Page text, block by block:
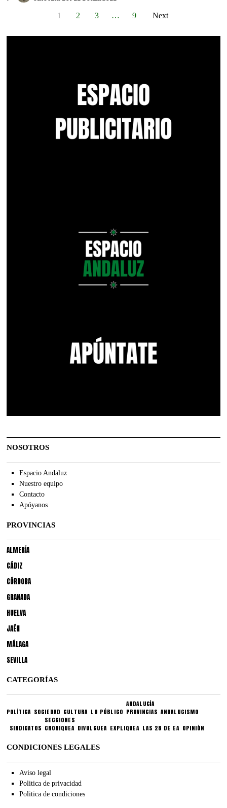
1 2 3 … 9 Next
NOSOTROS
Espacio Andaluz
Nuestro equipo
Contacto
Apóyanos
PROVINCIAS
ALMERÍA
CÁDIZ
CÓRDOBA
GRANADA
HUELVA
JAÉN
MÁLAGA
SEVILLA
CATEGORÍAS
POLÍTICA SOCIEDAD CULTURA LO PÚBLICO
ANDALUCÍA
PROVINCIAS ANDALUCISMO
SINDICATOS
SECCIONES
CRONIQUEA DIVULGUEA EXPLIQUEA LAS 28 DE EA OPINIÓN
CONDICIONES LEGALES
Aviso legal
Politica de privacidad
Politica de condiciones